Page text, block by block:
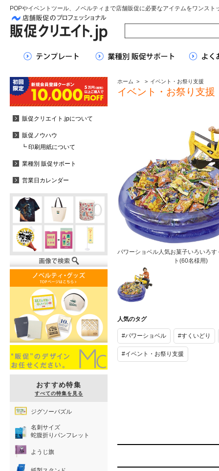
POPやイベントツール、ノベルティまで店舗販促に必要なアイテムをワンスト
ホーム > > イベント・お祭り支援
イベント・お祭り支援
パワーショベル人気お菓子いろいろ
ト(60名様用)
ル人気お菓子
いどりプレゼ
ント(60名様
用)
人気のタグ
#パワーショベル #すくいどり
#イベント・お祭り支援
販促クリエイト.jpについて
販促ノウハウ
┗ 印刷用紙について
業種別 販促サポート
営業日カレンダー
おすすめ特集
すべての特集を見る
ジグソーパズル
名刺サイズ
蛇腹折りパンフレット
ようじ旗